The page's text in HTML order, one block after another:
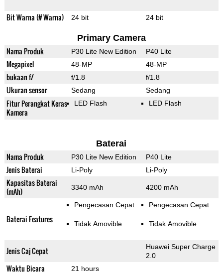
Bit Warna (# Warna) 24 bit 24 bit
Primary Camera
Nama Produk P30 Lite New Edition P40 Lite
Megapixel 48-MP 48-MP
bukaan f/ f/1.8 f/1.8
Ukuran sensor Sedang Sedang
Fitur Perangkat Keras
Kamera
LED Flash LED Flash
Baterai
Nama Produk P30 Lite New Edition P40 Lite
Jenis Baterai Li-Poly Li-Poly
Kapasitas Baterai
(mAh)
3340 mAh 4200 mAh
Baterai Features
Pengecasan Cepat
Tidak Amovible
Pengecasan Cepat
Tidak Amovible
Jenis Caj Cepat
Huawei Super Charge
2.0
Waktu Bicara 21 hours